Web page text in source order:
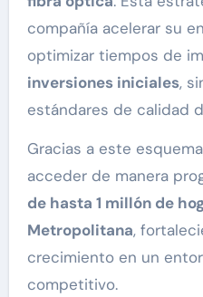
compañía acelerar su
optimizar tiempos de
inversiones iniciales,
estándares de calidad
Gracias a este
acceder de manera
de hasta 1 millón de
Metropolitana,
crecimiento en un
competitivo.